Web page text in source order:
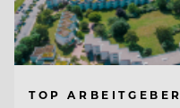
TOP ARBEITGEBER